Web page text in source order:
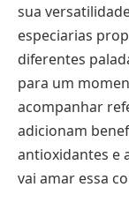
sua
especiarias
diferentes
para um
acompanhar
adicionam
antioxidantes e
vai amar essa